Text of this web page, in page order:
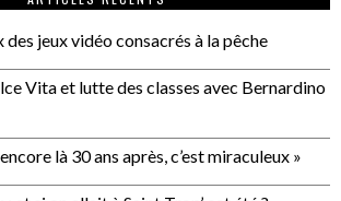
des jeux vidéo consacrés à la pêche
Vita et lutte des classes avec Bernardino
là 30 ans après, c’est miraculeux »